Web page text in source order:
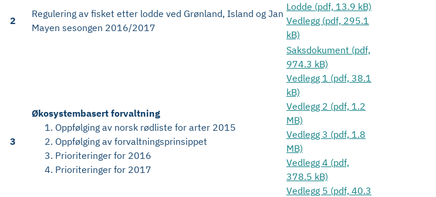
2
Regulering av fisket etter lodde ved Grønland, Island og Jan
Mayen sesongen 2016/2017
Lodde (pdf, 13.9 kB)
Vedlegg (pdf, 295.1
kB)
3
Økosystembasert forvaltning
Oppfølging av norsk rødliste for arter 2015
Oppfølging av forvaltningsprinsippet
Prioriteringer for 2016
Prioriteringer for 2017
Saksdokument (pdf,
974.3 kB)
Vedlegg 1 (pdf, 38.1
kB)
Vedlegg 2 (pdf, 1.2
MB)
Vedlegg 3 (pdf, 1.8
MB)
Vedlegg 4 (pdf,
378.5 kB)
Vedlegg 5 (pdf, 40.3